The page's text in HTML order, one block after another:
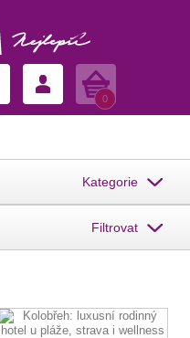
Košík
0
Kategorie
Filtrovat